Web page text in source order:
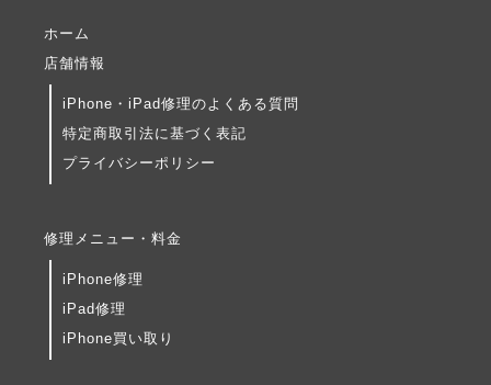
ホーム
店舗情報
iPhone・iPad修理のよくある質問
特定商取引法に基づく表記
プライバシーポリシー
修理メニュー・料金
iPhone修理
iPad修理
iPhone買い取り